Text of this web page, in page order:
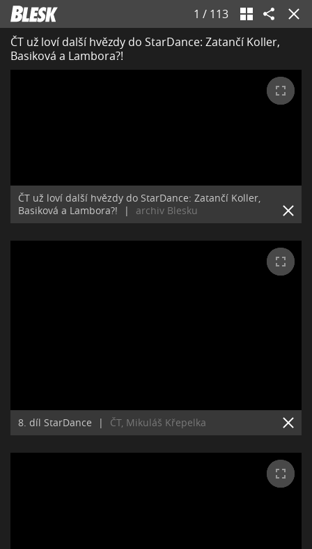
1 / 113
ČT už loví další hvězdy do StarDance: Zatančí Koller,
Basiková a Lambora?!
ČT už loví další hvězdy do StarDance: Zatančí Koller,
Basiková a Lambora?!
| archiv Blesku
8. díl StarDance | ČT, Mikuláš Křepelka